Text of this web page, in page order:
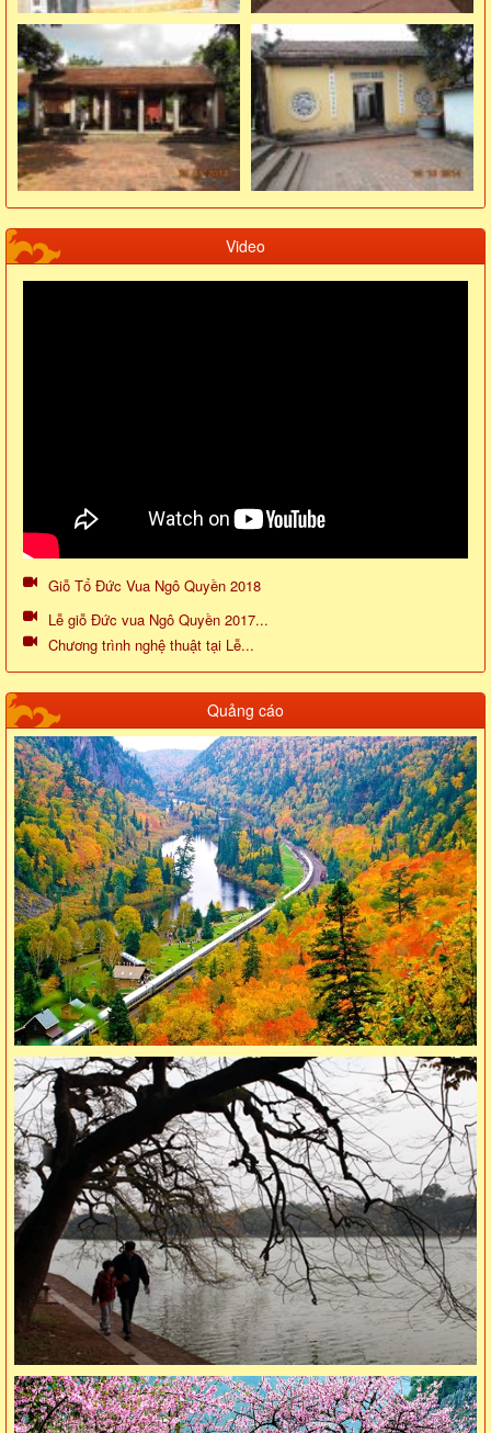
Video
Giỗ Tổ Đức Vua Ngô Quyền 2018
Lễ giỗ Đức vua Ngô Quyền 2017...
Chương trình nghệ thuật tại Lễ...
Quảng cáo